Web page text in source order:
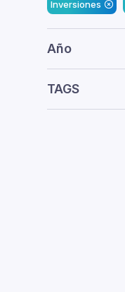
Inversiones
Año
TAGS